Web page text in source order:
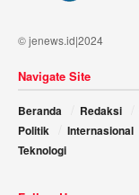
© jenews.id|2024
Navigate Site
Beranda Redaksi
Politik
Internasional
Teknologi